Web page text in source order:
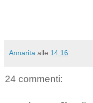
Annarita alle 14:16
24 commenti: